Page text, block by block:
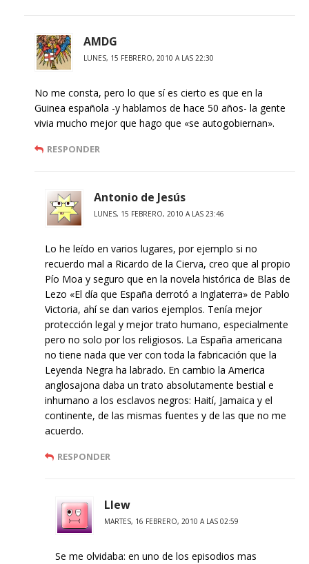
AMDG
LUNES, 15 FEBRERO, 2010 A LAS 22:30
No me consta, pero lo que sí es cierto es que en la
Guinea española -y hablamos de hace 50 años- la gente
vivia mucho mejor que hago que «se autogobiernan».
RESPONDER
Antonio de Jesús
LUNES, 15 FEBRERO, 2010 A LAS 23:46
Lo he leído en varios lugares, por ejemplo si no
recuerdo mal a Ricardo de la Cierva, creo que al propio
Pío Moa y seguro que en la novela histórica de Blas de
Lezo «El día que España derrotó a Inglaterra» de Pablo
Victoria, ahí se dan varios ejemplos. Tenía mejor
protección legal y mejor trato humano, especialmente
pero no solo por los religiosos. La España americana
no tiene nada que ver con toda la fabricación que la
Leyenda Negra ha labrado. En cambio la America
anglosajona daba un trato absolutamente bestial e
inhumano a los esclavos negros: Haití, Jamaica y el
continente, de las mismas fuentes y de las que no me
acuerdo.
RESPONDER
Llew
MARTES, 16 FEBRERO, 2010 A LAS 02:59
Se me olvidaba: en uno de los episodios mas